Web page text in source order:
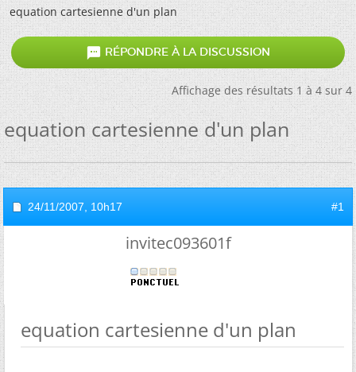
equation cartesienne d'un plan
 RÉPONDRE À LA DISCUSSION
Affichage des résultats 1 à 4 sur 4
equation cartesienne d'un plan
24/11/2007, 10h17 #1
invitec093601f
equation cartesienne d'un plan